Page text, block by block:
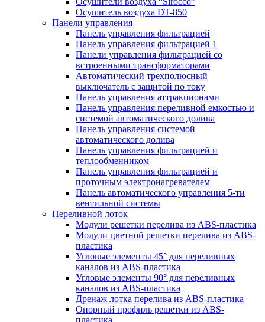
Осушитель воздуха DT-850
Панели управления
Панель управления фильтрацией
Панель управления фильтрацией 1
Панели управления фильтрацией cо
встроенными трансформаторами
Автоматический трехполюсный
выключатель с защитой по току
Панель управления аттракционами
Панель управления переливной емкостью и
системой автоматического долива
Панель управления системой
автоматического долива
Панель управления фильтрацией и
теплообменником
Панель управления фильтрацией и
проточным электронагревателем
Панель автоматического управления 5-ти
вентильной системы
Переливной лоток
Модули решетки перелива из ABS-пластика
Модули цветной решетки перелива из ABS-
пластика
Угловые элементы 45° для переливных
каналов из ABS-пластика
Угловые элементы 90° для переливных
каналов из ABS-пластика
Дренаж лотка перелива из ABS-пластика
Опорный профиль решетки из ABS-
пластика